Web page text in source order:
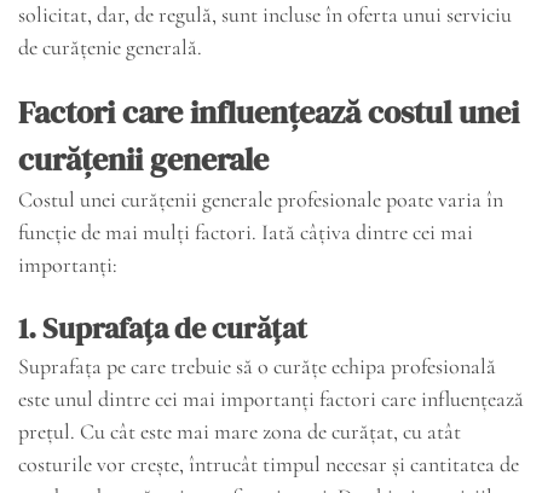
solicitat, dar, de regulă, sunt incluse în oferta unui serviciu
de curățenie generală.
Factori care influențează costul unei
curățenii generale
Costul unei curățenii generale profesionale poate varia în
funcție de mai mulți factori. Iată câțiva dintre cei mai
importanți:
1.Suprafața de curățat
Suprafața pe care trebuie să o curățe echipa profesională
este unul dintre cei mai importanți factori care influențează
prețul. Cu cât este mai mare zona de curățat, cu atât
costurile vor crește, întrucât timpul necesar și cantitatea de